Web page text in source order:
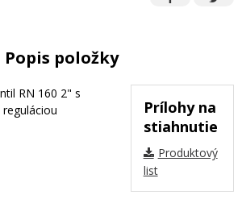
Popis položky
Prílohy na
stiahnutie
Produktový
list
RN 160 2" s